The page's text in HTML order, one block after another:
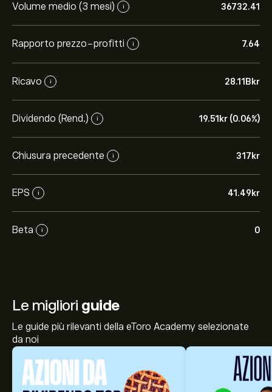
Volume medio (3 mesi) i 36732.41
Rapporto prezzo-profitti i 7.64
Ricavo i 28.11B‎kr‎
Dividendo (Rend.) i 19.51‎kr‎ (0.06%)
Chiusura precedente i 317‎kr‎
EPS i 41.49‎kr‎
Beta i 0
Le migliori guide
Le guide più rilevanti della eToro Academy selezionate
da noi